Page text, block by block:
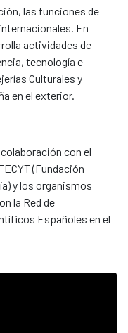
las funciones de
En
actividades de
tecnología e
Culturales y
en el exterior.
con el
(Fundación
y los organismos
la Red de
Españoles en el